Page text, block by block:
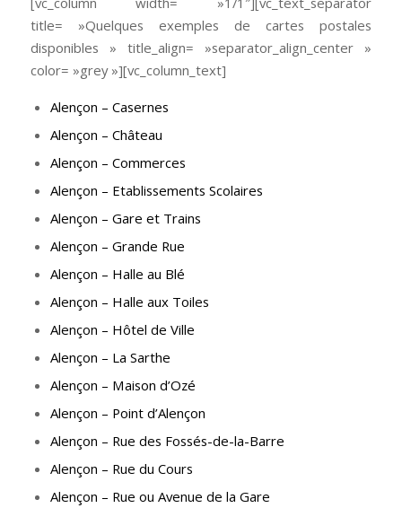
title= »Quelques exemples de cartes postales
disponibles » title_align= »separator_align_center »
color= »grey »][vc_column_text]
Alençon – Casernes
Alençon – Château
Alençon – Commerces
Alençon – Etablissements Scolaires
Alençon – Gare et Trains
Alençon – Grande Rue
Alençon – Halle au Blé
Alençon – Halle aux Toiles
Alençon – Hôtel de Ville
Alençon – La Sarthe
Alençon – Maison d’Ozé
Alençon – Point d’Alençon
Alençon – Rue des Fossés-de-la-Barre
Alençon – Rue du Cours
Alençon – Rue ou Avenue de la Gare